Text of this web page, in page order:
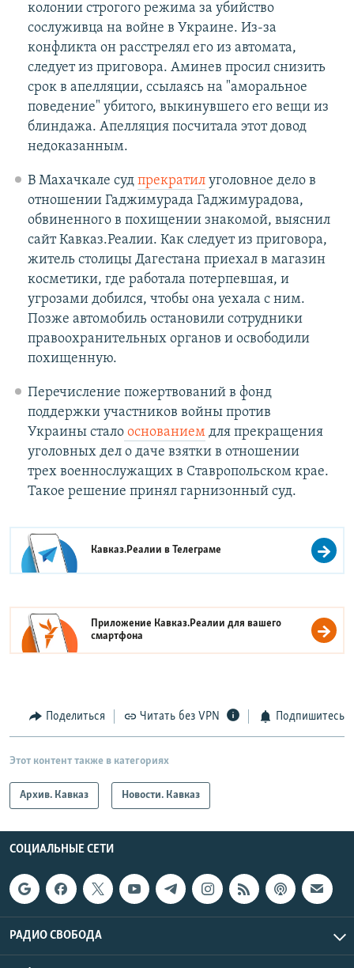
колонии строгого режима за убийство
сослуживца на войне в Украине. Из-за
конфликта он расстрелял его из автомата,
следует из приговора. Аминев просил снизить
срок в апелляции, ссылаясь на "аморальное
поведение" убитого, выкинувшего его вещи из
блиндажа. Апелляция посчитала этот довод
недоказанным.
В Махачкале суд прекратилуголовное дело в
отношении Гаджимурада Гаджимурадова,
обвиненного в похищении знакомой, выяснил
сайт Кавказ.Реалии. Как следует из приговора,
житель столицы Дагестана приехал в магазин
косметики, где работала потерпевшая, и
угрозами добился, чтобы она уехала с ним.
Позже автомобиль остановили сотрудники
правоохранительных органов и освободили
похищенную.
Перечисление пожертвований в фонд
поддержки участников войны против
Украины сталооснованиемдля прекращения
уголовных дел о даче взятки в отношении
трех военнослужащих в Ставропольском крае.
Такое решение принял гарнизонный суд.
Кавказ.Реалии вТелеграме
Приложение Кавказ.Реалии для вашего
смартфона
Поделиться Читать без VPN Подпишитесь
Этот контент также в категориях
Архив. Кавказ Новости. Кавказ
СОЦИАЛЬНЫЕ СЕТИ
РАДИО СВОБОДА